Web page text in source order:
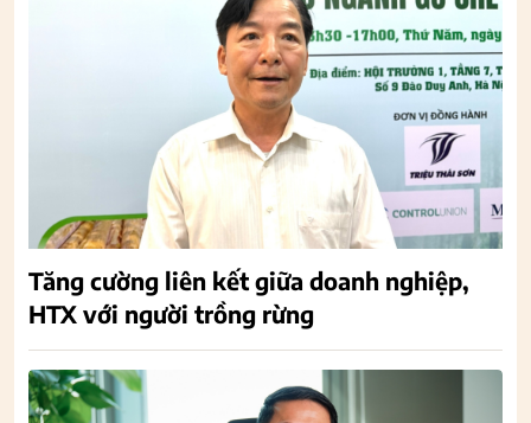
Tăng cường liên kết giữa doanh nghiệp,
HTX với người trồng rừng